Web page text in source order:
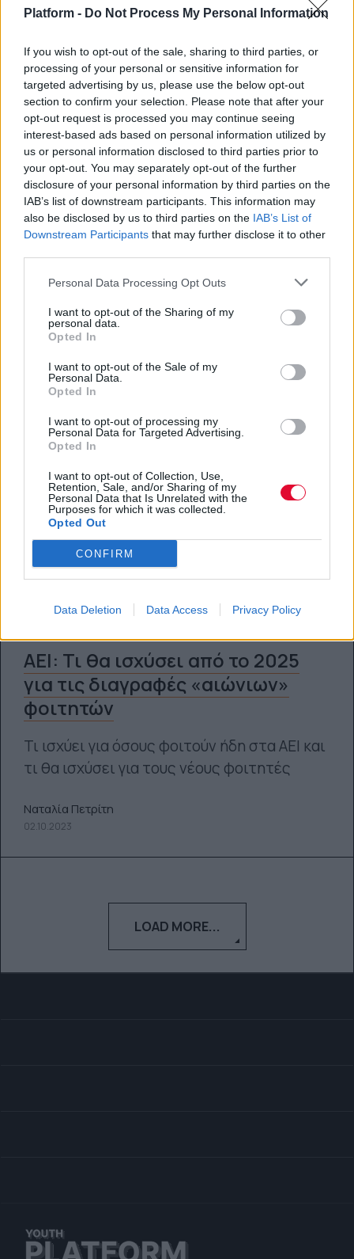
Platform - Do Not Process My Personal Information
If you wish to opt-out of the sale, sharing to third parties, or
processing of your personal or sensitive information for
targeted advertising by us, please use the below opt-out
section to confirm your selection. Please note that after your
opt-out request is processed you may continue seeing
interest-based ads based on personal information utilized by
us or personal information disclosed to third parties prior to
your opt-out. You may separately opt-out of the further
disclosure of your personal information by third parties on the
IAB’s list of downstream participants. This information may
also be disclosed by us to third parties on the IAB’s List of
Downstream Participants that may further disclose it to other
Personal Data Processing Opt Outs
I want to opt-out of the Sharing of my
personal data.
Opted In
I want to opt-out of the Sale of my
Personal Data.
Opted In
I want to opt-out of processing my
Personal Data for Targeted Advertising.
Opted In
I want to opt-out of Collection, Use,
Retention, Sale, and/or Sharing of my
Personal Data that Is Unrelated with the
Purposes for which it was collected.
Opted Out
CONFIRM
Data Deletion Data Access Privacy Policy
Καλλιτεχνική εκπαίδευση:
Ετοιμάζεται Ανώτατη Σχολή
Παραστατικών Τεχνών
Και ισοτίμηση τίτλων των καλλιτεχνικών
σχολών με ΤΕΙ
Ναταλία Πετρίτη
03.10.2023
ΑΕΙ: Τι θα ισχύσει από το 2025
για τις διαγραφές «αιώνιων»
φοιτητών
Τι ισχύει για όσους φοιτούν ήδη στα ΑΕΙ και
τι θα ισχύσει για τους νέους φοιτητές
Ναταλία Πετρίτη
02.10.2023
LOAD MORE...